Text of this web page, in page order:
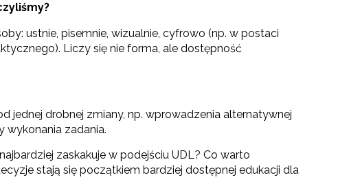
ustnie, pisemnie, wizualnie, cyfrowo (np. w postaci
Liczy się nie forma, ale dostępność
jednej drobnej zmiany, np. wprowadzenia alternatywnej
wykonania zadania.
zaskakuje w podejściu UDL? Co warto
stają się początkiem bardziej dostępnej edukacji dla
w